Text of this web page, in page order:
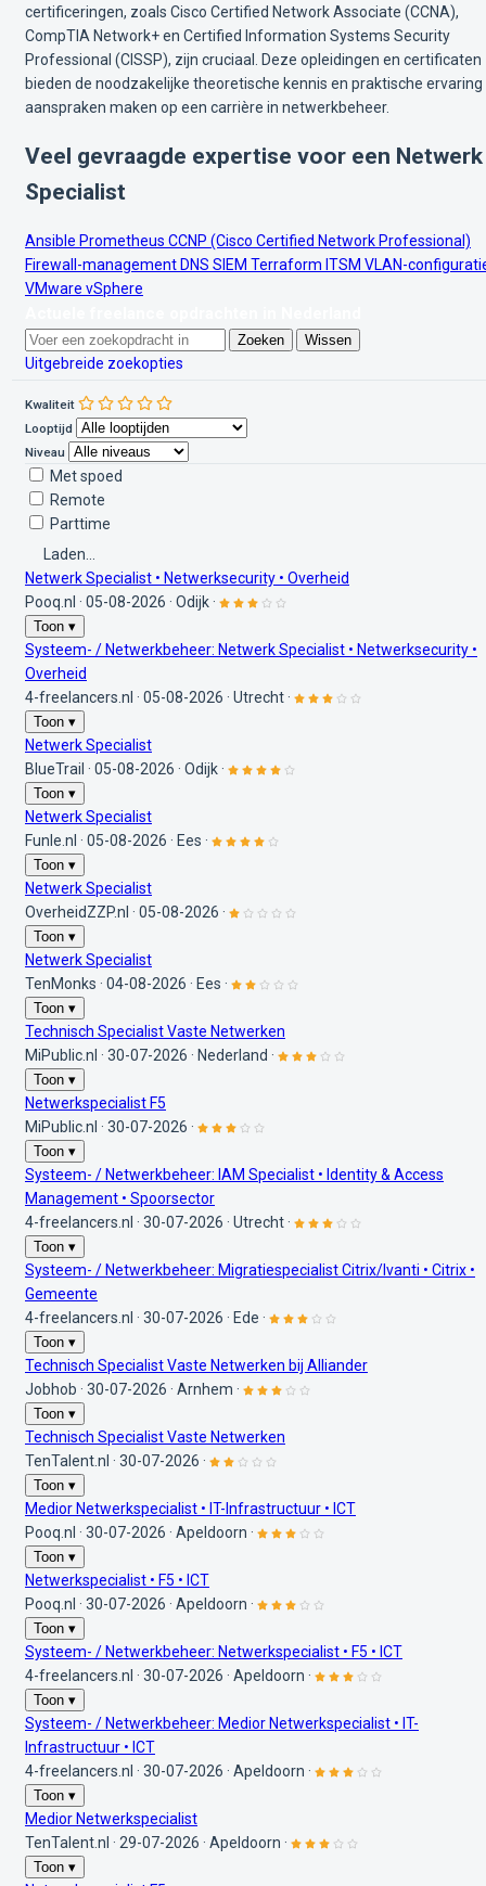
certificeringen, zoals Cisco Certified Network Associate (CCNA),
CompTIA Network+ en Certified Information Systems Security
Professional (CISSP), zijn cruciaal. Deze opleidingen en certificaten
bieden de noodzakelijke theoretische kennis en praktische ervaring
aanspraken maken op een carrière in netwerkbeheer.
Veel gevraagde expertise voor een Netwerk
Specialist
Ansible Prometheus CCNP (Cisco Certified Network Professional)
Firewall-management DNS SIEM Terraform ITSM VLAN-
VMware vSphere
Zoeken Wissen
Uitgebreide zoekopties
Kwaliteit
Looptijd
Niveau
Met spoed
Remote
Parttime
Laden...
Netwerk Specialist • Netwerksecurity • Overheid
Pooq.nl · 05-08-2026 · Odijk ·
Toon ▾
Systeem- / Netwerkbeheer: Netwerk Specialist • Netwerksecurity •
Overheid
4-freelancers.nl · 05-08-2026 · Utrecht ·
Toon ▾
Netwerk Specialist
BlueTrail · 05-08-2026 · Odijk ·
Toon ▾
Netwerk Specialist
Funle.nl · 05-08-2026 · Ees ·
Toon ▾
Netwerk Specialist
OverheidZZP.nl · 05-08-2026 ·
Toon ▾
Netwerk Specialist
TenMonks · 04-08-2026 · Ees ·
Toon ▾
Technisch Specialist Vaste Netwerken
MiPublic.nl · 30-07-2026 · Nederland ·
Toon ▾
Netwerkspecialist F5
MiPublic.nl · 30-07-2026 ·
Toon ▾
Systeem- / Netwerkbeheer: IAM Specialist • Identity & Access
Management • Spoorsector
4-freelancers.nl · 30-07-2026 · Utrecht ·
Toon ▾
Systeem- / Netwerkbeheer: Migratiespecialist Citrix/Ivanti • Citrix •
Gemeente
4-freelancers.nl · 30-07-2026 · Ede ·
Toon ▾
Technisch Specialist Vaste Netwerken bij Alliander
Jobhob · 30-07-2026 · Arnhem ·
Toon ▾
Technisch Specialist Vaste Netwerken
TenTalent.nl · 30-07-2026 ·
Toon ▾
Medior Netwerkspecialist • IT-Infrastructuur • ICT
Pooq.nl · 30-07-2026 · Apeldoorn ·
Toon ▾
Netwerkspecialist • F5 • ICT
Pooq.nl · 30-07-2026 · Apeldoorn ·
Toon ▾
Systeem- / Netwerkbeheer: Netwerkspecialist • F5 • ICT
4-freelancers.nl · 30-07-2026 · Apeldoorn ·
Toon ▾
Systeem- / Netwerkbeheer: Medior Netwerkspecialist • IT-
Infrastructuur • ICT
4-freelancers.nl · 30-07-2026 · Apeldoorn ·
Toon ▾
Medior Netwerkspecialist
TenTalent.nl · 29-07-2026 · Apeldoorn ·
Toon ▾